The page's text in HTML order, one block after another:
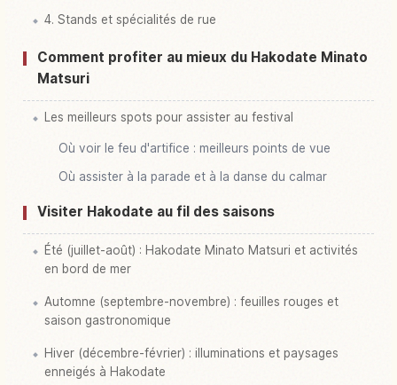
4. Stands et spécialités de rue
Comment profiter au mieux du Hakodate Minato
Matsuri
Les meilleurs spots pour assister au festival
Où voir le feu d'artifice : meilleurs points de vue
Où assister à la parade et à la danse du calmar
Visiter Hakodate au fil des saisons
Été (juillet-août) : Hakodate Minato Matsuri et activités
en bord de mer
Automne (septembre-novembre) : feuilles rouges et
saison gastronomique
Hiver (décembre-février) : illuminations et paysages
enneigés à Hakodate